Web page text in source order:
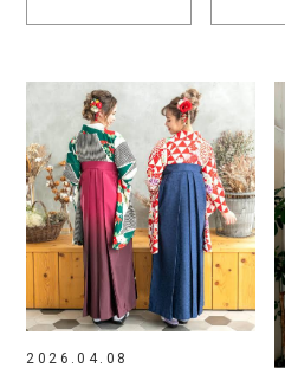
料金
PRICE
- hair＆
-
-
2026.04.08